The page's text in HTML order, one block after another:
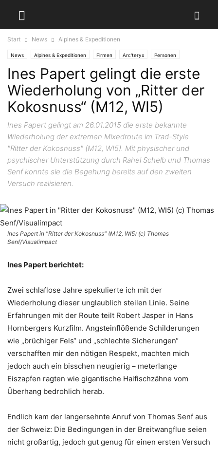
Start News Alpines & Expeditionen
News Alpines & Expeditionen Firmen Arc'teryx Personen
Kandersteg Robert Jasper
Ines Papert gelingt die erste
Wiederholung von „Ritter der
Kokosnuss“ (M12, WI5)
Ines Papert gelingt am 26.01.2015 die erste bekannte
Wiederholung der extremen Mixedroute im Trad-Style
"Ritter der Kokosnuss" (M12, WI5). Mit physischer und
psychischer Unterstützung durch Rahel Schelb und Thomas
Senf konnte sie die Begehung bereits auf den zweiten
Versuch realisieren.
Ines Papert in "Ritter der Kokosnuss" (M12, WI5) (c) Thomas
Senf/Visualimpact
Ines Papert berichtet:
Zwei schlaflose Jahre spekulierte ich mit der
Wiederholung dieser unglaublich steilen Linie. Seine
Erfahrungen mit der Route teilt Robert Jasper in Hans
Hornbergers Kurzfilm. Angsteinflößende Schilderungen
wie „brüchiger Fels“ und „schlechte Sicherungen“
verschafften mir den nötigen Respekt, machten mich
jedoch auch ein bisschen neugierig – meterlange
Eiszapfen ragten wie gigantische Haifischzähne vom
Überhang bedrohlich herab.
Endlich kam der langersehnte Anruf von Thomas Senf aus
der Schweiz: Die Bedingungen in der Breitwangflue seien
nicht großartig, jedoch gut genug für einen ersten Versuch